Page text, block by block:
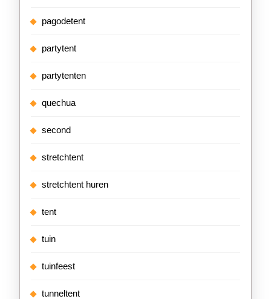
pagodetent
partytent
partytenten
quechua
second
stretchtent
stretchtent huren
tent
tuin
tuinfeest
tunneltent